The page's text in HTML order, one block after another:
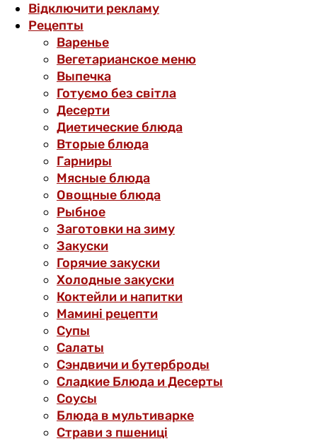
Відключити рекламу
Рецепты
Варенье
Вегетарианское меню
Выпечка
Готуємо без світла
Десерти
Диетические блюда
Вторые блюда
Гарниры
Мясные блюда
Овощные блюда
Рыбное
Заготовки на зиму
Закуски
Горячие закуски
Холодные закуски
Коктейли и напитки
Мамині рецепти
Супы
Салаты
Сэндвичи и бутерброды
Сладкие Блюда и Десерты
Соусы
Блюда в мультиварке
Страви з пшениці